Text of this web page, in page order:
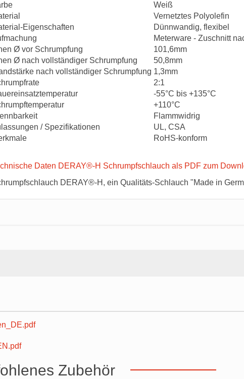
Weiß
Vernetztes Polyolefin
Eigenschaften
Dünnwandig, flexibel
Meterware - Zuschnitt
Ø vor Schrumpfung
101,6mm
Ø nach vollständiger Schrumpfung
50,8mm
nach vollständiger Schrumpfung 1,3mm
2:1
-55°C bis +135°C
+110°C
Flammwidrig
/ Spezifikationen
UL, CSA
RoHS-konform
Daten DERAY®-H Schrumpfschlauch als PDF zum
DERAY®-H, ein Qualitäts-Schlauch "Made in
Zubehör